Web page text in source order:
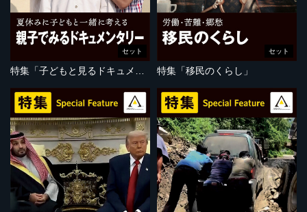
セット セット
特集「移民のくらし」